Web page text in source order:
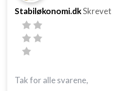
Stabiløkonomi.dkSkrevet
Tak for alle svarene,
Ikke-IAB-behandlingsformål:
Nødvendig
Ydeevne
Annoncering / marketing